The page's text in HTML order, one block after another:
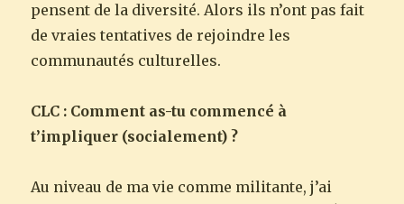
pensent de la diversité. Alors ils n’ont pas fait
de vraies tentatives de rejoindre les
communautés culturelles.
CLC : Comment as-tu commencé à
t’impliquer (socialement) ?
Au niveau de ma vie comme militante, j’ai